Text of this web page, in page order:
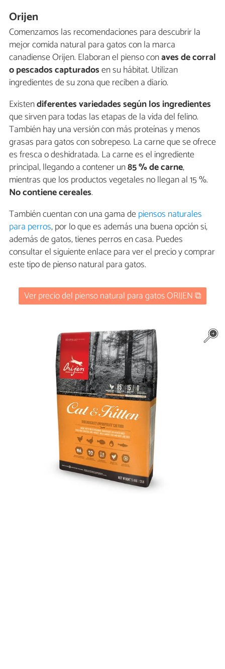
Orijen
Comenzamos las recomendaciones para descubrir la
mejor comida natural para gatos con la marca
canadiense Orijen. Elaboran el pienso conaves de corral
o pescados capturadosen su hábitat. Utilizan
ingredientes de su zona que reciben a diario.
Existendiferentes variedades según los ingredientes
que sirven para todas las etapas de la vida del felino.
También hay una versión con más proteínas y menos
grasas para gatos con sobrepeso. La carne que se ofrece
es fresca o deshidratada. La carne es el ingrediente
principal, llegando a contener un85 % de carne,
mientras que los productos vegetales no llegan al 15 %.
No contiene cereales.
También cuentan con una gama depiensos naturales
para perros, por lo que es además una buena opción si,
además de gatos, tienes perros en casa. Puedes
consultar el siguiente enlace para ver el precio y comprar
este tipo de pienso natural para gatos.
Ver precio del pienso natural para gatos ORIJEN ⧉